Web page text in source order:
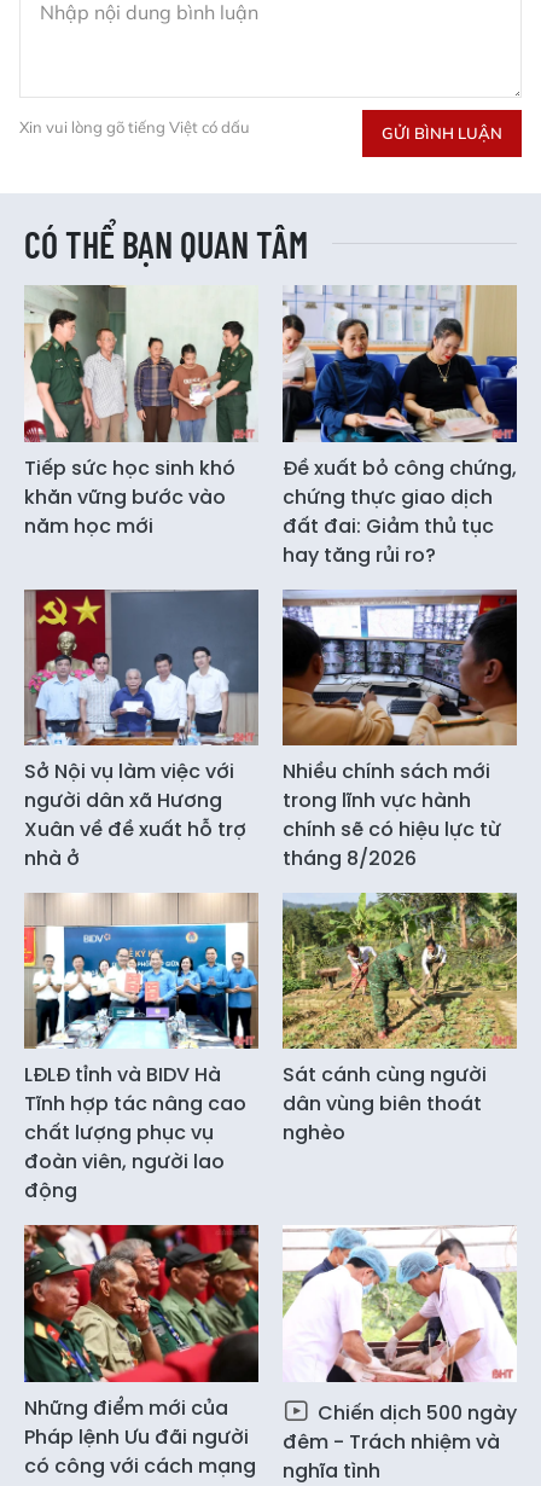
Xin vui lòng gõ tiếng Việt có dấu GỬI BÌNH LUẬN
CÓ THỂ BẠN QUAN TÂM
Tiếp sức học sinh khó
khăn vững bước vào
năm học mới
Đề xuất bỏ công chứng,
chứng thực giao dịch
đất đai: Giảm thủ tục
hay tăng rủi ro?
Sở Nội vụ làm việc với
người dân xã Hương
Xuân về đề xuất hỗ trợ
nhà ở
Nhiều chính sách mới
trong lĩnh vực hành
chính sẽ có hiệu lực từ
tháng 8/2026
LĐLĐ tỉnh và BIDV Hà
Tĩnh hợp tác nâng cao
chất lượng phục vụ
đoàn viên, người lao
động
Sát cánh cùng người
dân vùng biên thoát
nghèo
Những điểm mới của
Pháp lệnh Ưu đãi người
có công với cách mạng
Chiến dịch 500 ngày
đêm - Trách nhiệm và
nghĩa tình